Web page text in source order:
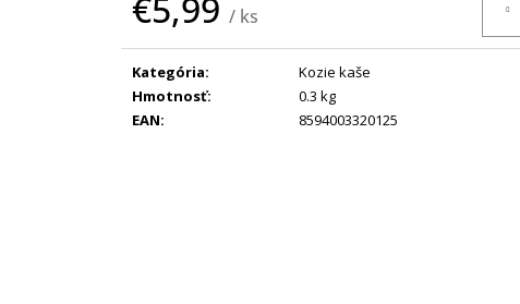
/ ks
Kategória:
Kozie kaše
Hmotnosť:
0.3 kg
EAN: 8594003320125
ANTIREFLUX, 400 G
DOJČENSKÉ KOZIE MLIEKO NAŠE
MLIEKO 2 MULTIPACK 5×525G
€75,99
€84,95